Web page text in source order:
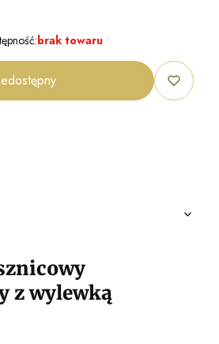
brak towaru
z wylewką